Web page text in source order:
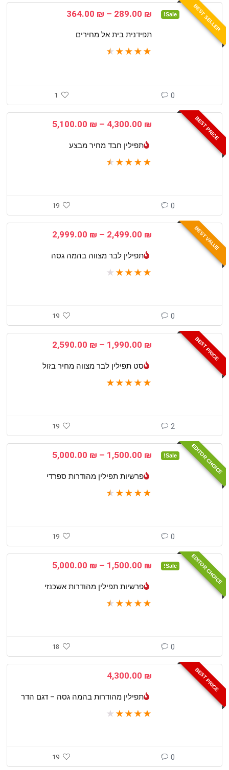
BEST SELLER
Sale!
289.00 ₪
–
364.00 ₪
תפידנית בית אל מחירים
★
★
★
★
★
1 0
BEST PRICE
4,300.00 ₪
–
5,100.00 ₪
תפילין חבד מחיר מבצע
★
★
★
★
★
19 0
BEST VALUE
2,499.00 ₪
–
2,999.00 ₪
תפילין לבר מצווה בהמה גסה
★
★
★
★
★
19 0
BEST PRICE
1,990.00 ₪
–
2,590.00 ₪
סט תפילין לבר מצווה מחיר בזול
★
★
★
★
★
19 2
EDITOR CHOICE
Sale!
1,500.00 ₪
–
5,000.00 ₪
פרשיות תפילין מהודרות ספרדי
★
★
★
★
★
19 0
EDITOR CHOICE
Sale!
1,500.00 ₪
–
5,000.00 ₪
פרשיות תפילין מהודרות אשכנזי
★
★
★
★
★
18 0
BEST PRICE
4,300.00 ₪
תפילין מהודרות בהמה גסה – דגם הדר
★
★
★
★
★
19 0